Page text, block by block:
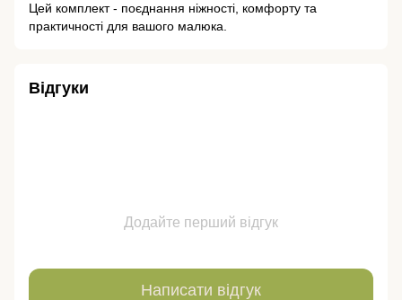
Цей комплект - поєднання ніжності, комфорту та
практичності для вашого малюка.
Відгуки
Додайте перший відгук
Написати відгук